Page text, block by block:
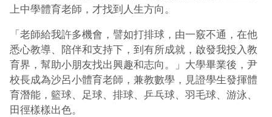
上中學體育老師，才找到人生方向。
「老師給我許多機會，譬如打排球，由一竅不通，在他
悉心教導、陪伴和支持下，到有所成就，啟發我投入教
育界，幫助小朋友找出興趣和志向。」大學畢業後，尹
校長成為沙呂小體育老師，兼教數學，見證學生發揮體
育潛能，籃球、足球、排球、乒乓球、羽毛球、游泳、
田徑樣樣出色。